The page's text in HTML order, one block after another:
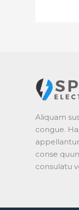
Aliquam
congue.
conse
consulatu